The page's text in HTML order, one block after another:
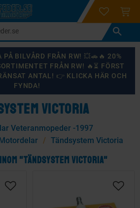
login
PÅ BILVÅRD FRÅN RW! 💥🚗🔥 20%
FRÅN RW! 🔥⏳ FÖRST
ANTAL! 👉 KLICKA HÄR OCH
FYNDA!
VICTORIA
Veteranmopeder -1997
Tändsystem Victoria
"TÄNDSYSTEM VICTORIA"